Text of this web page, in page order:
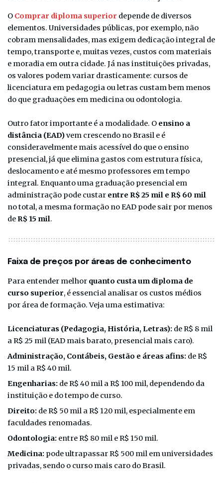
O Comprar diploma superior depende de diversos
elementos. Universidades públicas, por exemplo, não
cobram mensalidades, mas exigem dedicação integral de
tempo, transporte e, muitas vezes, custos com materiais
e moradia em outra cidade. Já nas instituições privadas,
os valores podem variar drasticamente: cursos de
licenciatura em pedagogia ou letras custam bem menos
do que graduações em medicina ou odontologia.
Outro fator importante é a modalidade. O ensino a
distância (EAD)vem crescendo no Brasil e é
consideravelmente mais acessível do que o ensino
presencial, já que elimina gastos com estrutura física,
deslocamento e até mesmo professores em tempo
integral. Enquanto uma graduação presencial em
administração pode custar entre R$ 25 mil e R$ 60 mil
no total, a mesma formação no EAD pode sair por menos
de R$ 15 mil.
Faixa de preços por áreas de conhecimento
Para entender melhor quanto custa um diploma de
curso superior, é essencial analisar os custos médios
por área de formação. Veja uma estimativa:
Licenciaturas (Pedagogia, História, Letras): de R$ 8 mil
a R$ 25 mil (EAD mais barato, presencial mais caro).
Administração, Contábeis, Gestão e áreas afins: de R$
15 mil a R$ 40 mil.
Engenharias: de R$ 40 mil a R$ 100 mil, dependendo da
instituição e do tempo de curso.
Direito: de R$ 50 mil a R$ 120 mil, especialmente em
faculdades renomadas.
Odontologia: entre R$ 80 mil e R$ 150 mil.
Medicina: pode ultrapassar R$ 500 mil em universidades
privadas, sendo o curso mais caro do Brasil.